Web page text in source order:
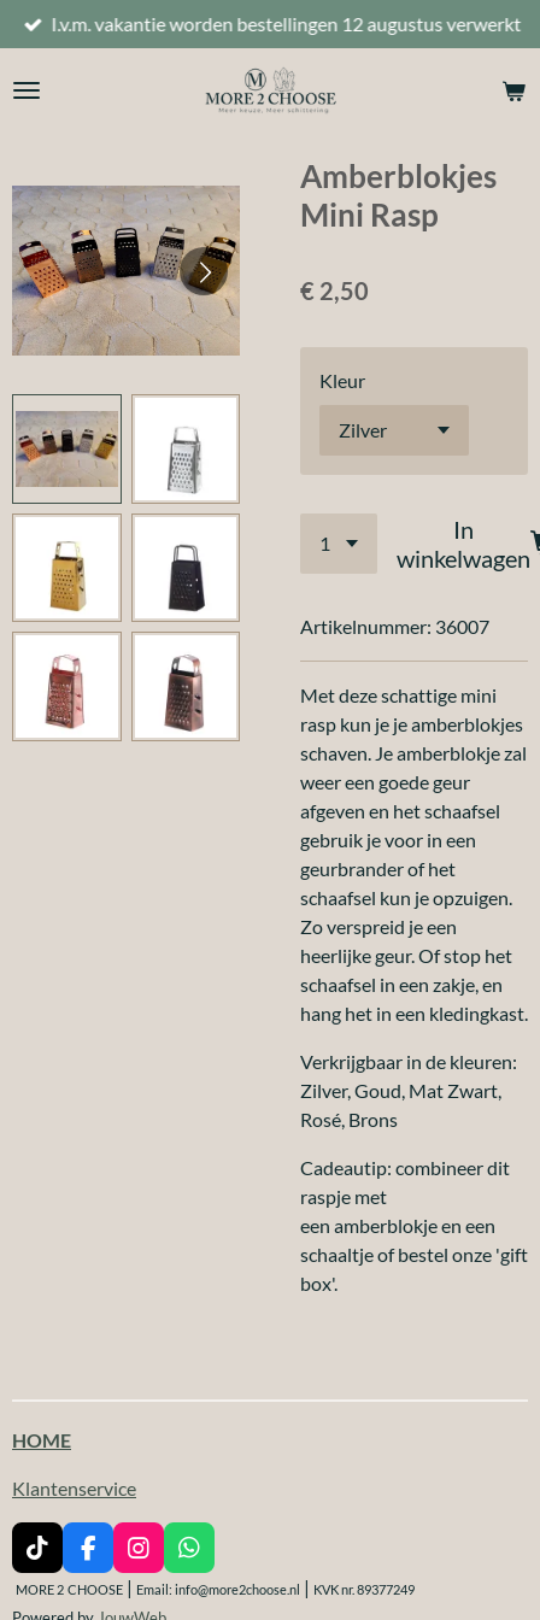
Ga
direct
naar
I.v.m. vakantie worden bestellingen 12 augustus verwerkt
Amberblokjes
Mini Rasp
€ 2,50
Kleur
In
winkelwagen
Artikelnummer: 36007
Met deze schattige mini
rasp kun je je amberblokjes
schaven. Je amberblokje zal
weer een goede geur
afgeven en het schaafsel
gebruik je voor in een
geurbrander of het
schaafsel kun je opzuigen.
Zo verspreid je een
heerlijke geur. Of stop het
schaafsel in een zakje, en
hang het in een kledingkast.
Verkrijgbaar in de kleuren:
Zilver, Goud, Mat Zwart,
Rosé, Brons
Cadeautip: combineer dit
raspje met
een amberblokjeen een
schaaltje of bestel onze 'gift
box'.
HOME
Klantenservice
T
i
F
a
I
n
W
h
MORE 2 CHOOSE | Email: info@more2choose.nl | KVK nr. 89377249